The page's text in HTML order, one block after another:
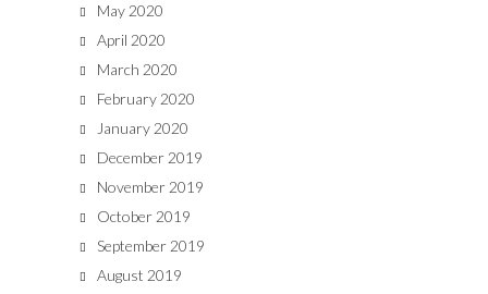
May 2020
April 2020
March 2020
February 2020
January 2020
December 2019
November 2019
October 2019
September 2019
August 2019